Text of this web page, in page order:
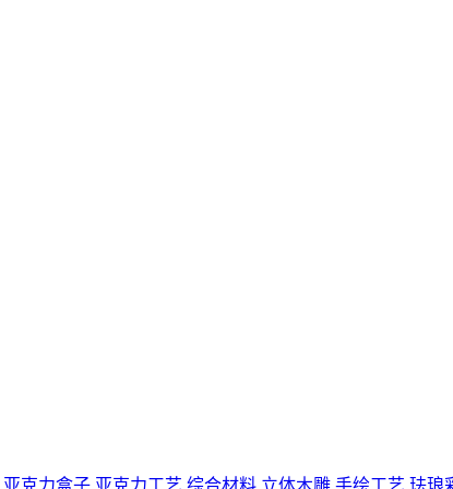
亚克力盒子 亚克力工艺 综合材料 立体木雕 手绘工艺 珐琅